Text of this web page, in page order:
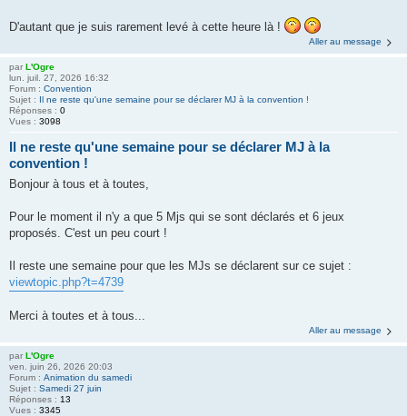
D'autant que je suis rarement levé à cette heure là !
Aller au message
par L'Ogre
lun. juil. 27, 2026 16:32
Forum : Convention
Sujet : Il ne reste qu'une semaine pour se déclarer MJ à la convention !
Réponses : 0
Vues : 3098
Il ne reste qu'une semaine pour se déclarer MJ à la
convention !
Bonjour à tous et à toutes,
Pour le moment il n'y a que 5 Mjs qui se sont déclarés et 6 jeux
proposés. C'est un peu court !
Il reste une semaine pour que les MJs se déclarent sur ce sujet :
viewtopic.php?t=4739
Merci à toutes et à tous...
Aller au message
par L'Ogre
ven. juin 26, 2026 20:03
Forum : Animation du samedi
Sujet : Samedi 27 juin
Réponses : 13
Vues : 3345